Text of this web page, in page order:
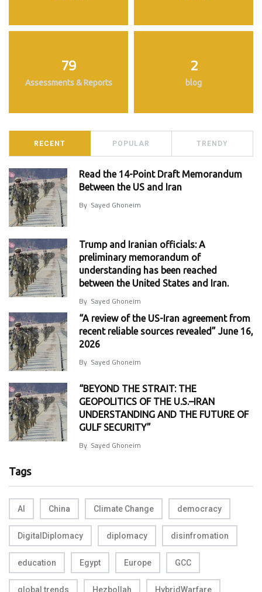
79
Assessments & Reports
2
blog
RECENT POPULAR TRENDY
Read the 14-Point Draft Memorandum
Between the US and Iran
By Sayed Ghoneim
Trump and Iranian officials: A
preliminary memorandum of
understanding has been reached
between the United States and Iran.
By Sayed Ghoneim
“A review of the US-Iran agreement from
recent reliable sources revealed” June 16,
2026
By Sayed Ghoneim
“BEYOND THE STRAIT: THE
GEOPOLITICS OF THE U.S.–IRAN
UNDERSTANDING AND THE FUTURE OF
GULF SECURITY”
By Sayed Ghoneim
Tags
AI China Climate Change democracy
DigitalDiplomacy diplomacy disinfromation
education Egypt Europe GCC
global trends Hezbollah HybridWarfare